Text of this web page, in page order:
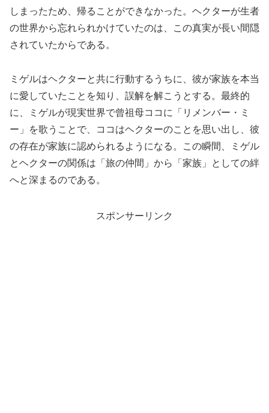
しまったため、帰ることができなかった。ヘクターが生者
の世界から忘れられかけていたのは、この真実が長い間隠
されていたからである。
ミゲルはヘクターと共に行動するうちに、彼が家族を本当
に愛していたことを知り、誤解を解こうとする。最終的
に、ミゲルが現実世界で曾祖母ココに「リメンバー・ミ
ー」を歌うことで、ココはヘクターのことを思い出し、彼
の存在が家族に認められるようになる。この瞬間、ミゲル
とヘクターの関係は「旅の仲間」から「家族」としての絆
へと深まるのである。
スポンサーリンク